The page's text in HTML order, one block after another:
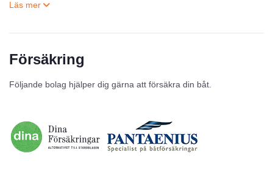
Försäkring
Följande bolag hjälper dig gärna att försäkra din båt.